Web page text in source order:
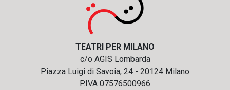
TEATRI PER MILANO
c/o AGIS Lombarda
Piazza Luigi di Savoia, 24 - 20124 Milano
P.IVA 07576500966